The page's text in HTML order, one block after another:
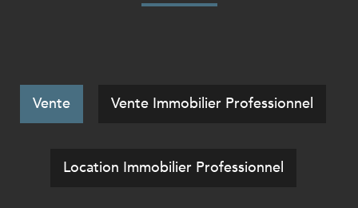
Vente Vente Immobilier Professionnel
Location Immobilier Professionnel